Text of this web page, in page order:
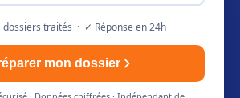
dossiers traités · ✓ Réponse en 24h
mon dossier